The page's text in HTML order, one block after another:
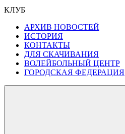
КЛУБ
АРХИВ НОВОСТЕЙ
ИСТОРИЯ
КОНТАКТЫ
ДЛЯ СКАЧИВАНИЯ
ВОЛЕЙБОЛЬНЫЙ ЦЕНТР
ГОРОДСКАЯ ФЕДЕРАЦИЯ